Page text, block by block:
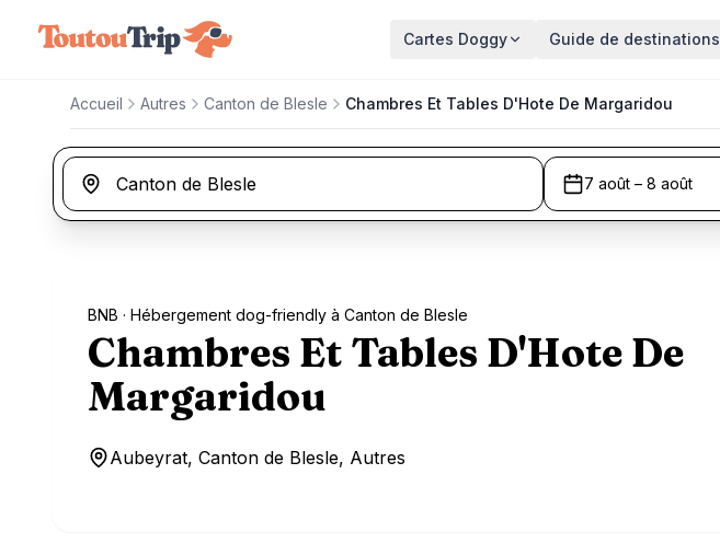
Cartes Doggy Guide de destinations
Accueil Autres Canton de Blesle Chambres Et Tables D'Hote De Margaridou
7 août – 8 août
BNB · Hébergement dog-friendly à Canton de Blesle
Chambres Et Tables D'Hote De
Margaridou
Aubeyrat, Canton de Blesle, Autres